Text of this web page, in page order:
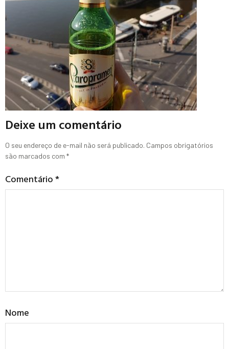
Deixe um comentário
O seu endereço de e-mail não será publicado. Campos obrigatórios
são marcados com *
Comentário*
Nome